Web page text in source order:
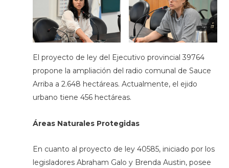
El proyecto de ley del Ejecutivo provincial 39764
propone la ampliación del radio comunal de Sauce
Arriba a 2.648 hectáreas. Actualmente, el ejido
urbano tiene 456 hectáreas.
Áreas Naturales Protegidas
En cuanto al proyecto de ley 40585, iniciado por los
legisladores Abraham Galo y Brenda Austin, posee